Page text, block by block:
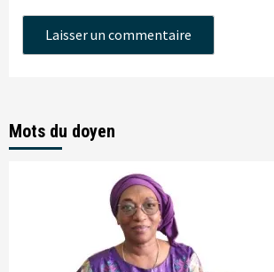
Mots du doyen